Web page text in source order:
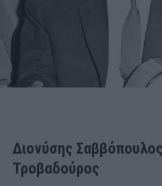
Διονύσης
Τροβαδούρος